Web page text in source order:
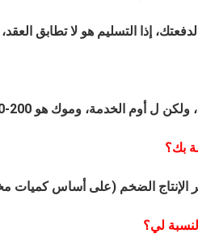
بك؟
الإنتاج الضخم (على أساس كميات
لي؟